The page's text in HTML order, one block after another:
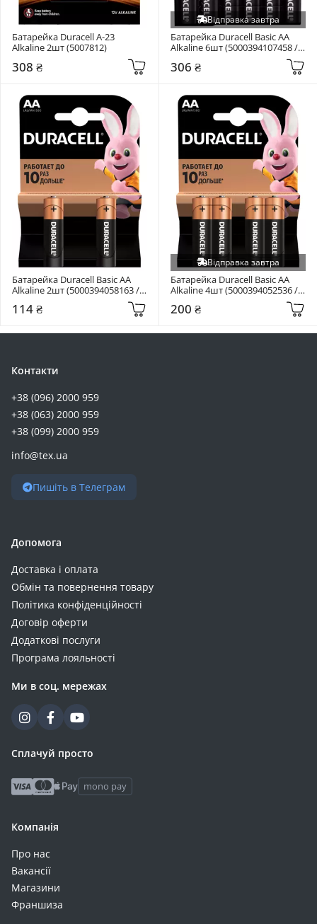
Батарейка Duracell A-23
Alkaline 2шт (5007812)
308 ₴
Відправка завтра
Батарейка Duracell Basic AA
Alkaline 6шт (5000394107458 /
306 ₴
Батарейка Duracell Basic AA
Alkaline 2шт (5000394058163 /
114 ₴
Відправка завтра
Батарейка Duracell Basic AA
Alkaline 4шт (5000394052536 /
200 ₴
Контакти
+38 (096) 2000 959
+38 (063) 2000 959
+38 (099) 2000 959
info@tex.ua
Пишіть в Телеграм
Допомога
Доставка і оплата
Обмін та повернення товару
Політика конфіденційності
Договір оферти
Додаткові послуги
Програма лояльності
Ми в соц. мережах
Сплачуй просто
mono pay
Компанія
Про нас
Вакансії
Магазини
Франшиза